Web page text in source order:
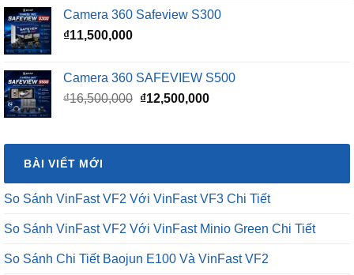
Camera 360 Safeview S300
₫11,500,000
Camera 360 SAFEVIEW S500
₫16,500,000 Giá
₫16,500,000.
₫12,500,000Giá
là:
BÀI VIẾT MỚI
So Sánh VinFast VF2 Với VinFast VF3 Chi Tiết
So Sánh VinFast VF2 Với VinFast Minio Green Chi Tiết
So Sánh Chi Tiết Baojun E100 Và VinFast VF2